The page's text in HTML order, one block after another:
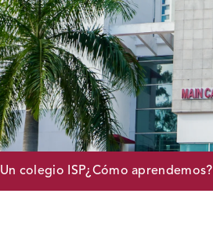
Un colegio ISP¿Cómo aprendemos?